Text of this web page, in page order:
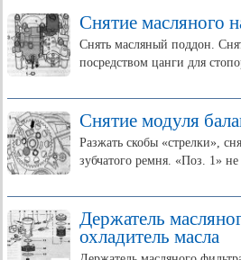
Снятие масляного
Снять масляный поддон.
посредством цанги для
Снятие модуля
Разжать скобы «стрелки»,
зубчатого ремня. «Поз. 1»
Держатель
охладитель масла